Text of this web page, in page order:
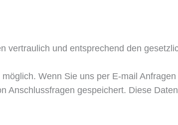
vertraulich und entsprechend den
Wenn Sie uns per E-mail Anfragen
Anschlussfragen gespeichert. Diese